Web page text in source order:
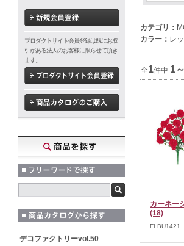
プロダクトサイト会員登録は既にお取
引がある法人のお客様に限らせて頂き
ます。
デコファクトリーvol.50
カテゴリ：
カラー： レ
全1件中 1
カーネー
(18)
FLBU1421